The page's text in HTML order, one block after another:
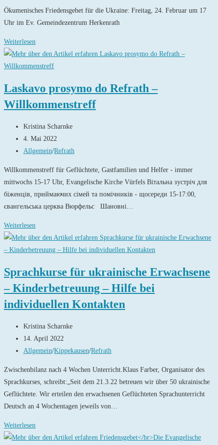
Ökumenisches Friedensgebet für die Ukraine: Freitag, 24. Februar um 17
Uhr im Ev. Gemeindezentrum Herkenrath
Weiterlesen
Friedensgebet
Laskavo prosymo do Refrath –
Willkommenstreff
Beitrags-
Autor:
Kristina Scharnke
Beitrag
veröffentlicht:
4. Mai 2022
Beitrags-
Allgemein/Refrath
Willkommenstreff für Geflüchtete, Gastfamilien und Helfer - immer
mittwochs 15-17 Uhr, Evangelische Kirche Vürfels Вітальна зустріч для
біженців, приймаючих сімей та помічників - щосереди 15-17:00,
євангельська церква Вюрфельс Шановні…
Weiterlesen
prosymo
do
–
Willkommenstreff
Sprachkurse für ukrainische Erwachsene
– Kinderbetreuung – Hilfe bei
individuellen Kontakten
Beitrags-
Autor:
Kristina Scharnke
Beitrag
veröffentlicht:
14. April 2022
Beitrags-
Allgemein/Kippekausen/Refrath
Zwischenbilanz nach 4 Wochen Unterricht.Klaus Farber, Organisator des
Sprachkurses, schreibt:„Seit dem 21.3.22 betreuen wir über 50 ukrainische
Geflüchtete. Wir erteilen den erwachsenen Geflüchteten Sprachunterricht
Deutsch an 4 Wochentagen jeweils von…
Weiterlesen
für